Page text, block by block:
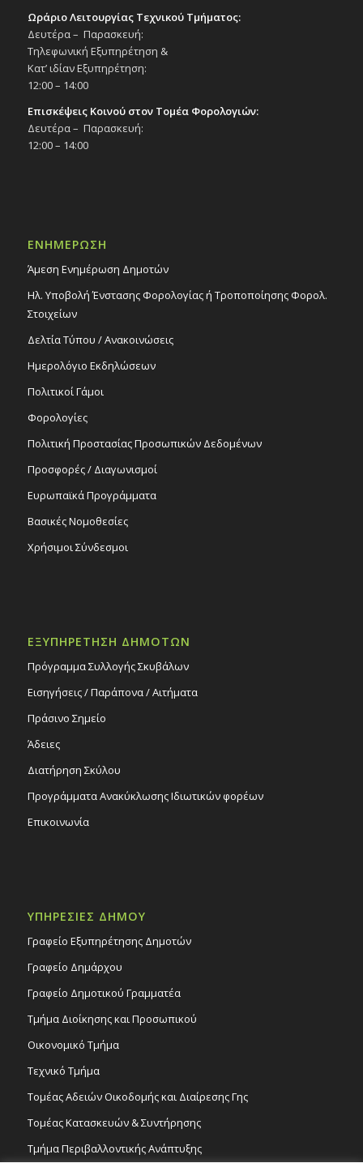
Ωράριο Λειτουργίας Τεχνικού Τμήματος:
Δευτέρα – Παρασκευή:
Τηλεφωνική Εξυπηρέτηση &
Κατ’ ιδίαν Εξυπηρέτηση:
12:00 – 14:00
Επισκέψεις Κοινού στον Τομέα Φορολογιών:
Δευτέρα – Παρασκευή:
12:00 – 14:00
ΕΝΗΜΕΡΩΣΗ
Άμεση Ενημέρωση Δημοτών
Ηλ. Υποβολή Ένστασης Φορολογίας ή Τροποποίησης Φορολ.
Στοιχείων
Δελτία Τύπου / Ανακοινώσεις
Ημερολόγιο Εκδηλώσεων
Πολιτικοί Γάμοι
Φορολογίες
Πολιτική Προστασίας Προσωπικών Δεδομένων
Προσφορές / Διαγωνισμοί
Ευρωπαϊκά Προγράμματα
Βασικές Νομοθεσίες
Χρήσιμοι Σύνδεσμοι
ΕΞΥΠΗΡΕΤΗΣΗ ΔΗΜΟΤΩΝ
Πρόγραμμα Συλλογής Σκυβάλων
Εισηγήσεις / Παράπονα / Αιτήματα
Πράσινο Σημείο
Άδειες
Διατήρηση Σκύλου
Προγράμματα Ανακύκλωσης Ιδιωτικών φορέων
Επικοινωνία
ΥΠΗΡΕΣΙΕΣ ΔΗΜΟΥ
Γραφείο Εξυπηρέτησης Δημοτών
Γραφείο Δημάρχου
Γραφείο Δημοτικού Γραμματέα
Τμήμα Διοίκησης και Προσωπικού
Οικονομικό Τμήμα
Τεχνικό Τμήμα
Τομέας Αδειών Οικοδομής και Διαίρεσης Γης
Τομέας Κατασκευών & Συντήρησης
Τμήμα Περιβαλλοντικής Ανάπτυξης